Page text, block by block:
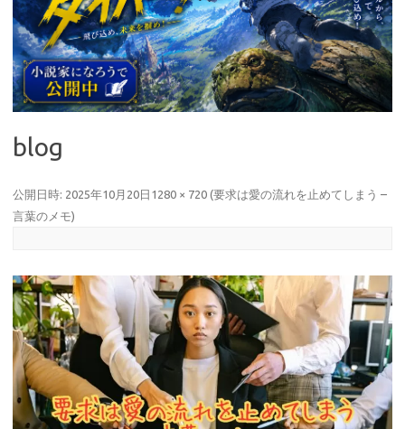
blog
公開日時: 2025年10月20日 1280 × 720 (要求は愛の流れを止めてしまう –
言葉のメモ)